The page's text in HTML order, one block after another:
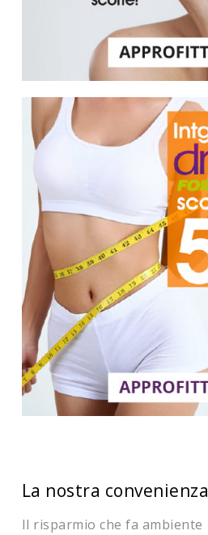
La nostra convenienza
Il risparmio che fa ambiente